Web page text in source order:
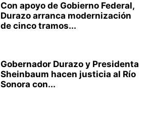
Con apoyo de Gobierno Federal,
Durazo arranca modernización
de cinco tramos...
Gobernador Durazo y Presidenta
Sheinbaum hacen justicia al Río
Sonora con...